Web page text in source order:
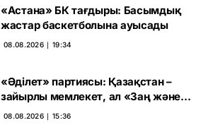
«Астана» БК тағдыры: Басымдық
жастар баскетболына ауысады
08.08.2026 ∣ 19:34
«Әділет» партиясы: Қазақстан –
зайырлы мемлекет, ал «Заң және
тәртіп» қағидаты баршаға міндетті
08.08.2026 ∣ 15:36